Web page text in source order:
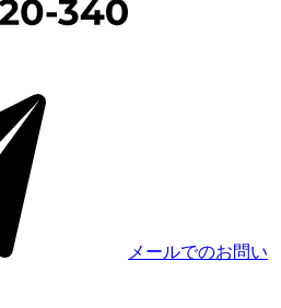
メールでのお問い